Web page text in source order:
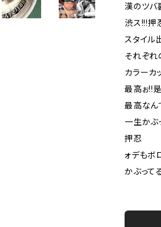
漢のツバ
渋ス!!!押
スタイル
それぞれ
カラーカ
最高ぉ!!
最高なん
一生かぶ
押忍
ォデもボ
かぶって